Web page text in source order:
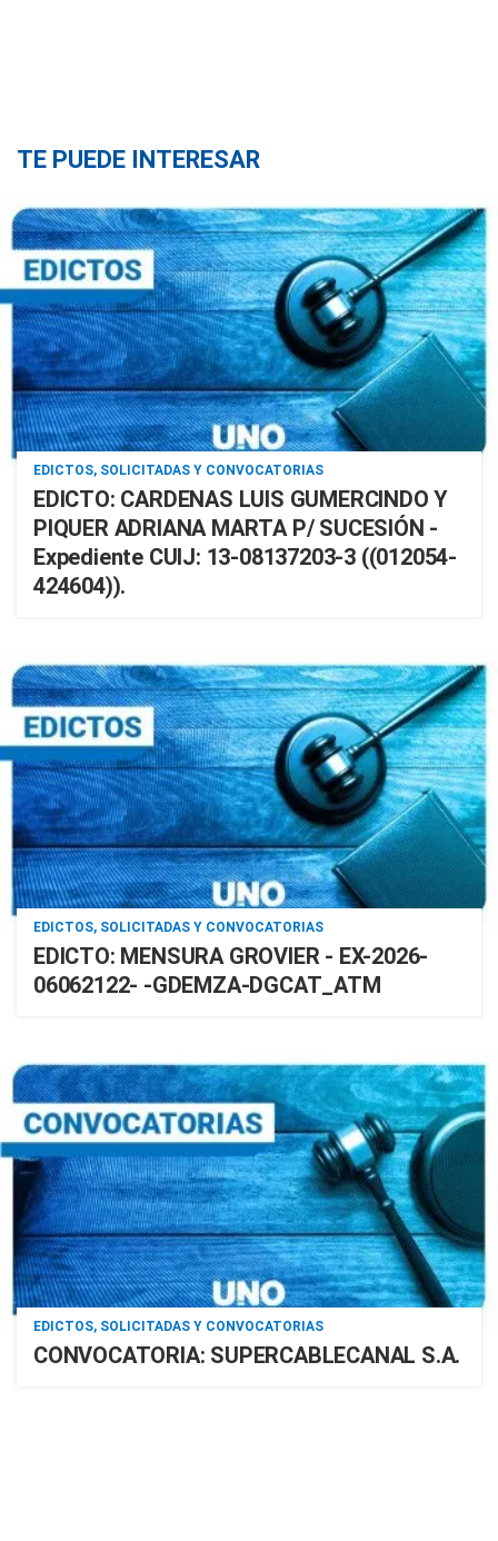
TE PUEDE INTERESAR
EDICTOS, SOLICITADAS Y CONVOCATORIAS
EDICTO: CARDENAS LUIS GUMERCINDO Y
PIQUER ADRIANA MARTA P/ SUCESIÓN -
Expediente CUIJ: 13-08137203-3 ((012054-
424604)).
EDICTOS, SOLICITADAS Y CONVOCATORIAS
EDICTO: MENSURA GROVIER - EX-2026-
06062122- -GDEMZA-DGCAT_ATM
EDICTOS, SOLICITADAS Y CONVOCATORIAS
CONVOCATORIA: SUPERCABLECANAL S.A.